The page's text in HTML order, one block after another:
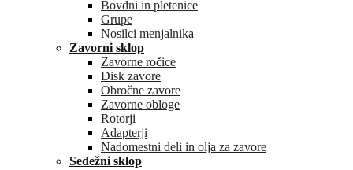
Bovdni in pletenice
Grupe
Nosilci menjalnika
Zavorni sklop
Zavorne ročice
Disk zavore
Obročne zavore
Zavorne obloge
Rotorji
Adapterji
Nadomestni deli in olja za zavore
Sedežni sklop